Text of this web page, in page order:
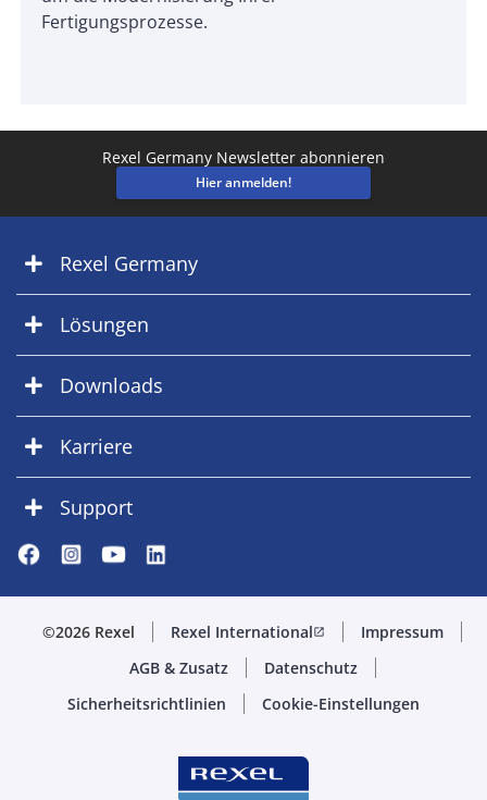
Fertigungsprozesse.
Rexel Germany Newsletter abonnieren
Hier anmelden!
Rexel Germany
Lösungen
Downloads
Karriere
Support
©2026 Rexel Rexel International open_in_new
Impressum
AGB & Zusatz
Datenschutz
Sicherheitsrichtlinien
Cookie-Einstellungen